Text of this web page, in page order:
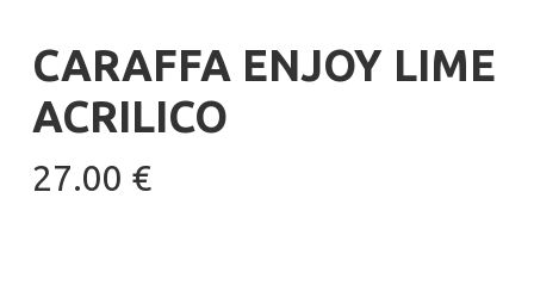
CARAFFA ENJOY LIME
ACRILICO
27.00 €